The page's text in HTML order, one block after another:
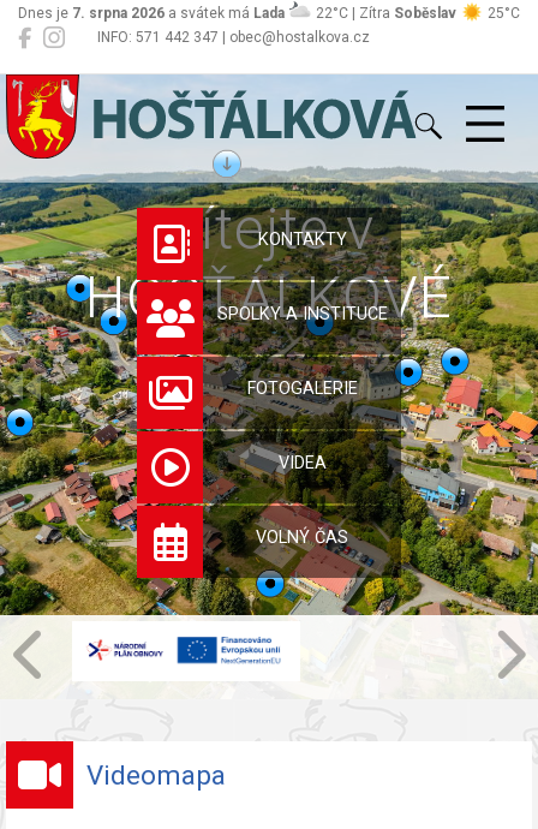
INFO: 571 442 347 | obec@hostalkova.cz
Dnes je 7. srpna 2026 a svátek má Lada 22°C | Zítra Soběslav 25°C
Hošťálková
Vítejte v
HOŠŤÁLKOVÉ
KONTAKTY
SPOLKY A INSTITUCE
FOTOGALERIE
VIDEA
VOLNÝ ČAS
Videomapa